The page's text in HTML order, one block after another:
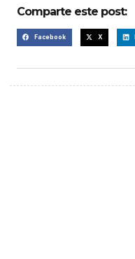
Comparte este post:
Facebook X